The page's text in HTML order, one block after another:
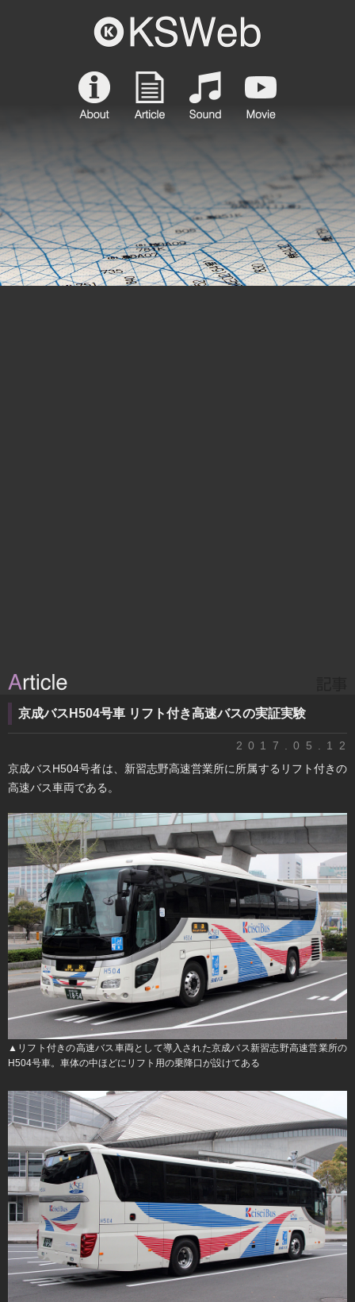
京成バスH504号車 リフト付き高速バスの実証実験
2017.05.12
​京成バスH504号者は、新習志野高速営業所に所属するリフト付きの
高速バス車両である。
▲リフト付きの高速バス車両として導入された京成バス新習志野高速営業所の
H504号車。車体の中ほどにリフト用の乗降口が設けてある